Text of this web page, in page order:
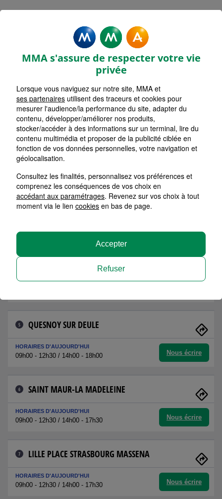
Rechercher une agence par code postal ou ville
Commencez à taper pour voir les suggestions de
Aucune suggestion disponible
LISTE AGENCES
HORAIRES D'AUJOURD'HUI
08h00 - 13h00 / 14h00 - 17h00
2 WATTRELOS
HORAIRES D'AUJOURD'HUI
Fermée
3 CROIX
MARCQ EN BAROEUL
HORAIRES D'AUJOURD'HUI
5 QUESNOY SUR DEULE
HORAIRES D'AUJOURD'HUI
09h00 - 12h30 / 14h00 - 18h00 Nous écrire
6 SAINT MAUR-LA MADELEINE
HORAIRES D'AUJOURD'HUI
09h00 - 12h30 / 14h00 - 17h30 Nous écrire
7 LILLE PLACE STRASBOURG MASSENA
HORAIRES D'AUJOURD'HUI
09h00 - 12h30 / 14h00 - 17h30 Nous écrire
MMA s'assure de respecter votre vie
privée
Lorsque vous naviguez sur notre site, MMA et
ses partenaires utilisent des traceurs et cookies pour
mesurer l'audience/la performance du site, adapter du
contenu, développer/améliorer nos produits,
stocker/accéder à des informations sur un terminal, lire du
contenu multimédia et proposer de la publicité ciblée en
fonction de vos données personnelles, votre navigation et
géolocalisation.
Consultez les finalités, personnalisez vos préférences et
comprenez les conséquences de vos choix en
accédant aux paramétrages. Revenez sur vos choix à tout
moment via le lien cookies en bas de page.
Refuser
Accepter